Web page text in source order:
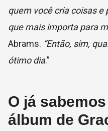
quem você cria coisas e
que mais importa para
Abrams. “Então, sim,
ótimo dia.”
O já
álbum de